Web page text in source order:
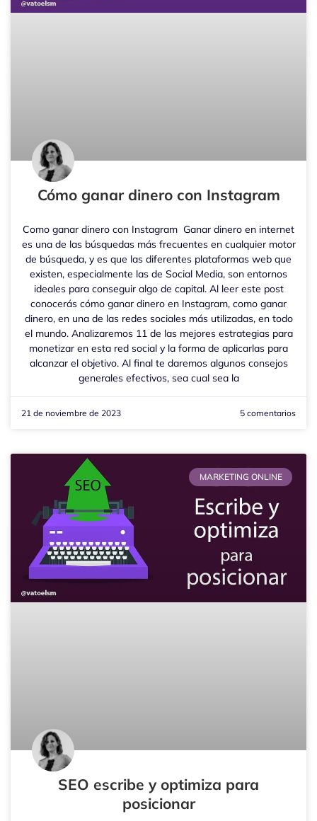
Cómo ganar dinero con Instagram
Como ganar dinero con Instagram Ganar dinero en internet
es una de las búsquedas más frecuentes en cualquier motor
de búsqueda, y es que las diferentes plataformas web que
existen, especialmente las de Social Media, son entornos
ideales para conseguir algo de capital. Al leer este post
conocerás cómo ganar dinero en Instagram, como ganar
dinero, en una de las redes sociales más utilizadas, en todo
el mundo. Analizaremos 11 de las mejores estrategias para
monetizar en esta red social y la forma de aplicarlas para
alcanzar el objetivo. Al final te daremos algunos consejos
generales efectivos, sea cual sea la
21 de noviembre de 2023 5 comentarios
MARKETING ONLINE
SEO escribe y optimiza para
posicionar